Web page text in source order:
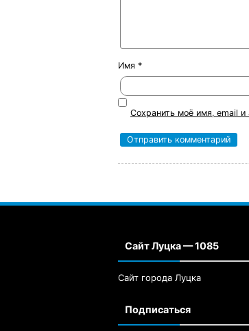
Имя *
Сохранить моё имя, email
Сайт Луцка — 1085
Сайт города Луцка
Подписаться